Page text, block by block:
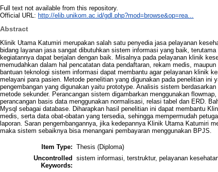
Full text not available from this repository.
Official URL: http://elib.unikom.ac.id/gdl.php?mod=browse&op=rea...
Abstract
Klinik Utama Katumiri merupakan salah satu penyedia jasa pelayanan
bidang layanan jasa sangat dibutuhkan sistem informasi yang baik,
kegiatannya dapat berjalan dengan baik. Misalnya pada pelayanan klinik
memudahkan dalam hal pencatatan data pendaftaran, rekam medis,
bantuan teknologi sistem informasi dapat membantu agar pelayanan klinik
melayani para pasien. Metode penelitian yang digunakan pada penelitian ini
pengembangan yang digunakan yaitu prototype. Analisis sistem
metode sekunder. Perancangan sistem digambarkan menggunakan
perancangan basis data menggunakan normalisasi, relasi tabel dan ERD.
Mysql sebagai database. Diharapkan hasil penelitian ini dapat membantu
medis, serta data obat-obatan yang tersedia, sehingga mempermudah
laporan. Saran pengembangannya, jika kedepannya Klinik Utama Katumiri
maka sistem sebaiknya bisa menangani pembayaran menggunakan BPJS.
Item Type: Thesis (Diploma)
Uncontrolled
Keywords:
sistem informasi, terstruktur, pelayanan